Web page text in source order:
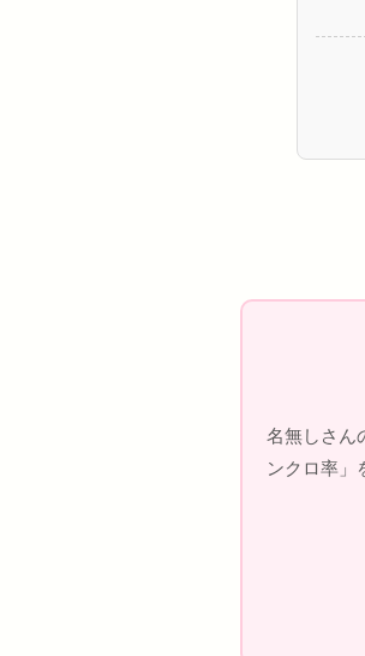
名無しさん
ンクロ率」